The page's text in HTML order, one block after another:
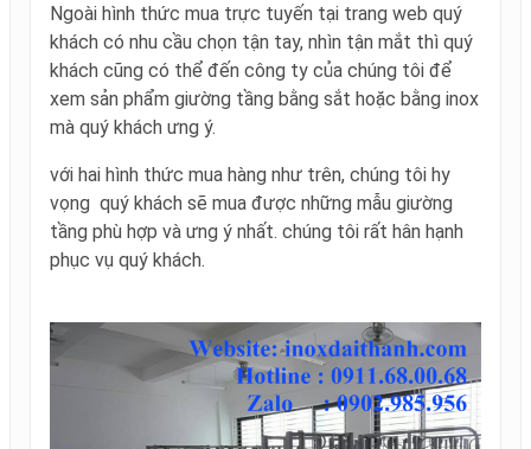
Ngoài hình thức mua trực tuyến tại trang web quý
khách có nhu cầu chọn tận tay, nhìn tận mắt thì quý
khách cũng có thể đến công ty của chúng tôi để
xem sản phẩm giường tầng bằng sắt hoặc bằng inox
mà quý khách ưng ý.
với hai hình thức mua hàng như trên, chúng tôi hy
vọng quý khách sẽ mua được những mẫu giường
tầng phù hợp và ưng ý nhất. chúng tôi rất hân hạnh
phục vụ quý khách.